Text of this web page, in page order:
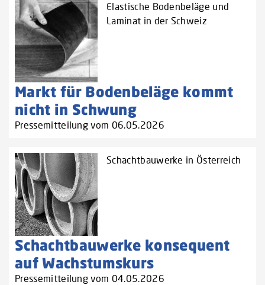
Elastische Bodenbeläge und
Laminat in der Schweiz
Markt für Bodenbeläge kommt
nicht in Schwung
Pressemitteilung vom 06.05.2026
Schachtbauwerke in Österreich
Schachtbauwerke konsequent
auf Wachstumskurs
Pressemitteilung vom 04.05.2026